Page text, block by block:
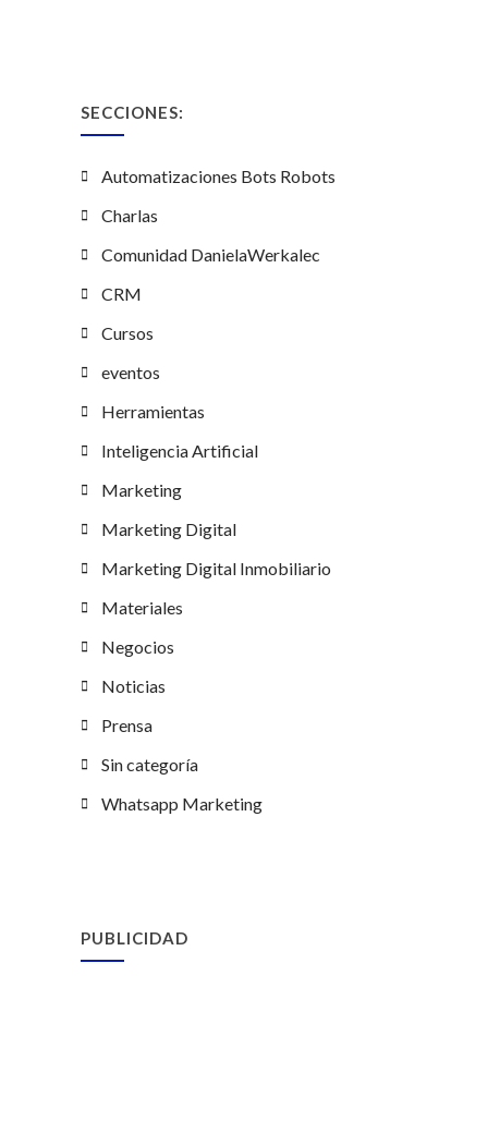
SECCIONES:
Automatizaciones Bots Robots
Charlas
Comunidad DanielaWerkalec
CRM
Cursos
eventos
Herramientas
Inteligencia Artificial
Marketing
Marketing Digital
Marketing Digital Inmobiliario
Materiales
Negocios
Noticias
Prensa
Sin categoría
Whatsapp Marketing
PUBLICIDAD